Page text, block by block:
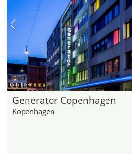
hotel.de
Generator Copenhagen
Kopenhagen